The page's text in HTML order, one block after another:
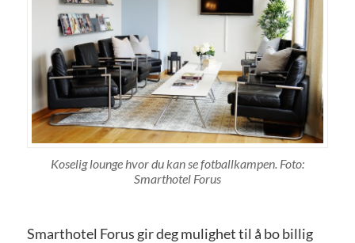
Koselig lounge hvor du kan se fotballkampen. Foto:
Smarthotel Forus
Smarthotel Forus gir deg mulighet til å bo billig